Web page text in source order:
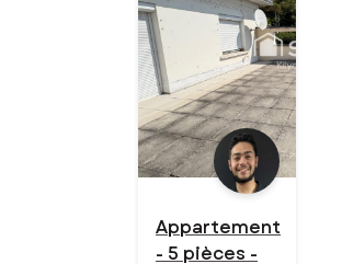
Appartement
- 5 pièces -